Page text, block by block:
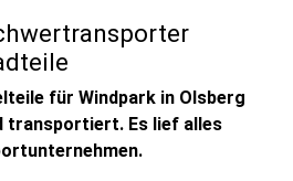
für Windpark in Olsberg
transportiert. Es lief alles